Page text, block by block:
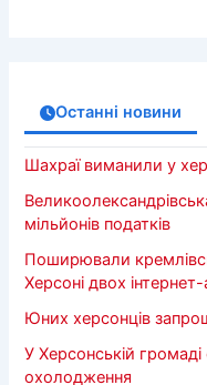
Останні новини
Шахраї виманили у
мільйонів податків
Поширювали
Херсоні двох інтернет-
Юних херсонців
У Херсонській
охолодження